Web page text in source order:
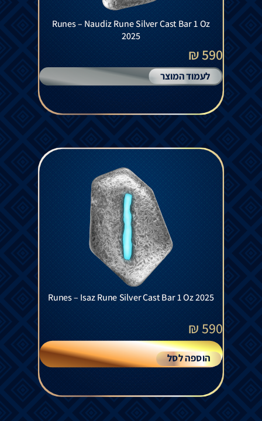
Runes – Naudiz Rune Silver Cast Bar 1 Oz
2025
590 ₪
לעמוד המוצר
Runes – Isaz Rune Silver Cast Bar 1 Oz 2025
590
₪
הוספה לסל